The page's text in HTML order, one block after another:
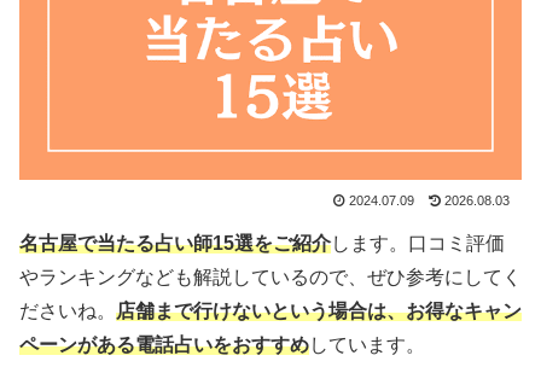
2024.07.09 2026.08.03
名古屋で当たる占い師15選をご紹介します。口コミ評価
やランキングなども解説しているので、ぜひ参考にしてく
ださいね。 店舗まで行けないという場合は、お得なキャン
ペーンがある電話占いをおすすめしています。